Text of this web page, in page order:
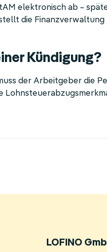
elektronisch ab –
die
Kündigung?
der Arbeitgeber die
LOFINO